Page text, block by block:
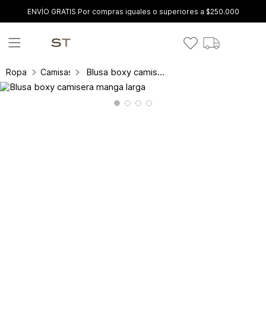
ENVÍO GRATIS Por compras iguales o superiores a $250.000
Ropa Camisas y blusas Blusa boxy camisera manga larga